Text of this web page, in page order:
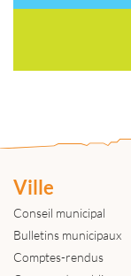
Ville
Conseil municipal
Bulletins municipaux
Comptes-rendus